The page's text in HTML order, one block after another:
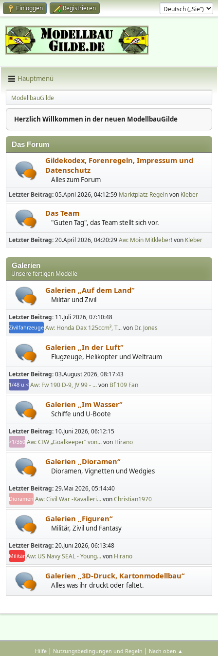
Einloggen Registrieren
Hauptmenü
ModellbauGilde
Herzlich Willkommen in der neuen ModellbauGilde
Das Forum
Gildekodex, Forenregeln, Impressum und
Datenschutz
Alles zum Forum
Letzter Beitrag:05.April 2026, 04:12:59 Marktplatz Regelnvon Kleber
Das Team
"Guten Tag", das Team stellt sich vor.
Letzter Beitrag:20.April 2026, 04:20:29Aw: Moin Mitkleber!von Kleber
Galerien
Unsere fertigen Modelle
Galerien „Auf dem Land“
Militär und Zivil
Letzter Beitrag: 11.Juli 2026, 07:10:48
Zivilfahrzeuge Aw: Honda Dax 125ccm³, T...von Dr. Jones
Galerien „In der Luft“
Flugzeuge, Helikopter und Weltraum
Letzter Beitrag:03.August 2026, 08:17:43
1/48 u.< Aw: Fw 190 D-9, JV 99 - ...von Bf 109 Fan
Galerien „Im Wasser“
Schiffe und U-Boote
Letzter Beitrag: 10.Juni 2026, 06:12:15
>1/350 Aw: CIW „Goalkeeper“ von...von Hirano
Galerien „Dioramen“
Dioramen, Vignetten und Wedgies
Letzter Beitrag:29.Mai 2026, 05:14:40
Dioramen Aw: Civil War -Kavalleri...vonChristian1970
Galerien „Figuren“
Militär, Zivil und Fantasy
Letzter Beitrag:20.Juni 2026, 06:13:48
Militär Aw: US Navy SEAL - Young...von Hirano
Galerien „3D-Druck, Kartonmodellbau“
Alles was ihr druckt oder faltet.
Hilfe | Nutzungsbedingungen und Regeln | Nach oben ▲